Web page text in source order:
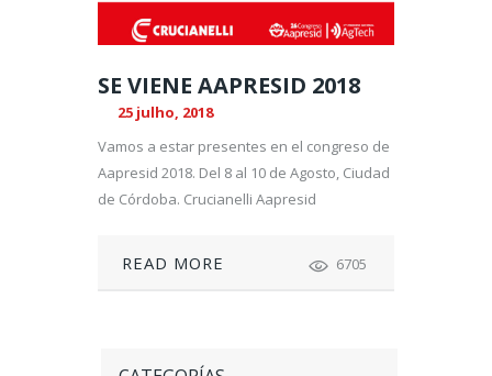
SE VIENE AAPRESID 2018
25 julho, 2018
Vamos a estar presentes en el congreso de
Aapresid 2018. Del 8 al 10 de Agosto, Ciudad
de Córdoba. Crucianelli Aapresid
READ MORE 6705